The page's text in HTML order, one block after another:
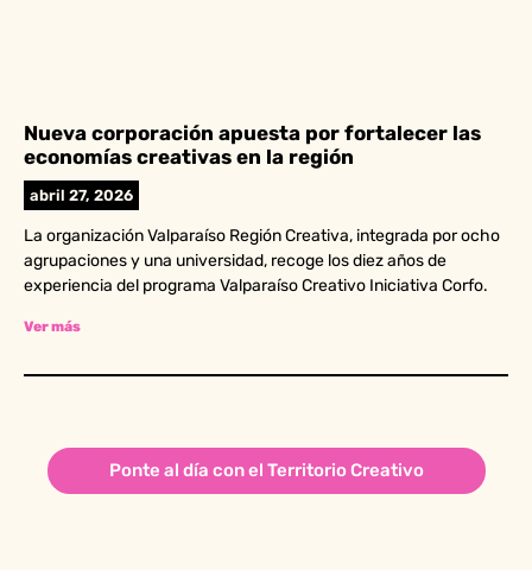
Nueva corporación apuesta por fortalecer las
economías creativas en la región
abril 27, 2026
La organización Valparaíso Región Creativa, integrada por ocho
agrupaciones y una universidad, recoge los diez años de
experiencia del programa Valparaíso Creativo Iniciativa Corfo.
Ver más
Ponte al día con el Territorio Creativo